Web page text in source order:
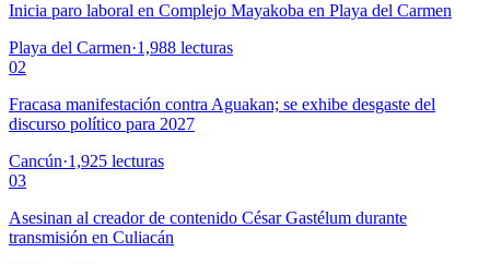
Inicia paro laboral en Complejo Mayakoba en Playa del Carmen
Playa del Carmen·1,988 lecturas
02
Fracasa manifestación contra Aguakan; se exhibe desgaste del
discurso político para 2027
Cancún·1,925 lecturas
03
Asesinan al creador de contenido César Gastélum durante
transmisión en Culiacán